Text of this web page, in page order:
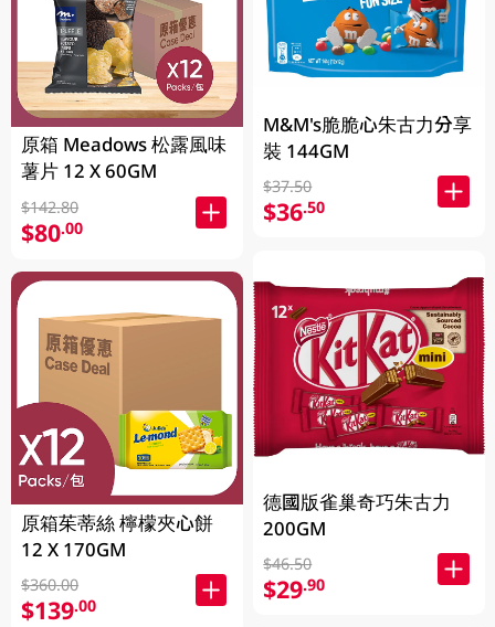
原箱 Meadows 松露風味
薯片 12 X 60GM
$142.80
$80.00
原箱茱蒂絲 檸檬夾心餅
12 X 170GM
$360.00
$139.00
M&M's脆脆心朱古力分享
裝 144GM
$37.50
$36.50
德國版雀巢奇巧朱古力
200GM
$46.50
$29.90